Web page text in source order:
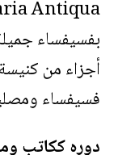
بفسيفساء
أجزاء من
فسيفساء
دوره ككاتب